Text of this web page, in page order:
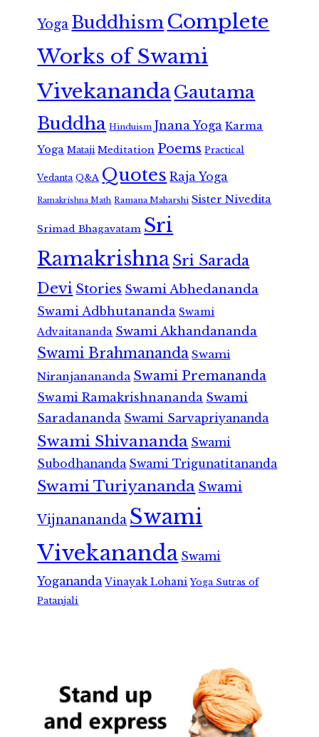
Yoga Buddhism Complete
Works of Swami
VivekanandaGautama
Buddha Hinduism Jnana Yoga Karma
Yoga Mataji Meditation Poems Practical
Vedanta Q&A Quotes Raja Yoga
Ramakrishna Math Ramana Maharshi Sister Nivedita
Srimad Bhagavatam Sri
RamakrishnaSri Sarada
Devi Stories Swami Abhedananda
Swami Adbhutananda Swami
Advaitananda Swami Akhandananda
Swami Brahmananda Swami
Niranjanananda Swami Premananda
Swami Ramakrishnananda Swami
Saradananda Swami Sarvapriyananda
Swami Shivananda Swami
Subodhananda Swami Trigunatitananda
Swami Turiyananda Swami
Vijnanananda Swami
Vivekananda Swami
Yogananda Vinayak Lohani Yoga Sutras of
Patanjali